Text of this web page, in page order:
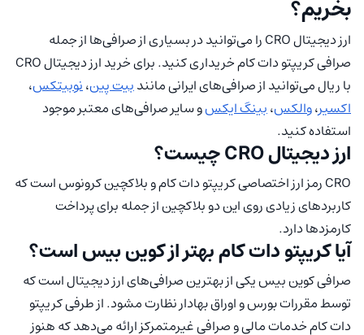
بخریم؟
ارز دیجیتال CRO را می‌توانید در بسیاری از صرافی‌ها از جمله
صرافی کریپتو دات کام خریداری کنید. برای خرید ارز دیجیتال CRO
با ریال می‌توانید از صرافی‌های ایرانی مانندبیت پین،نوبیتکس،
اکسیر،والکس،بینگ ایکسو سایر صرافی‌های معتبر موجود
استفاده کنید.
ارز دیجیتال CRO چیست؟
CRO رمز ارز اختصاصی کریپتو دات کام و بلاکچین کرونوس است که
کاربردهای زیادی روی این دو بلاکچین از جمله برای پرداخت
کارمزدها دارد.
آیا کریپتو دات کام بهتر از کوین بیس است؟
صرافی کوین بیس یکی از بهترین صرافی‌های ارز دیجیتال است که
توسط مقررات بورس و اوراق بهادار نظارت مشود. از طرفی کریپتو
دات کام خدمات مالی و صرافی غیرمتمرکز ارائه می‌دهد که هنوز